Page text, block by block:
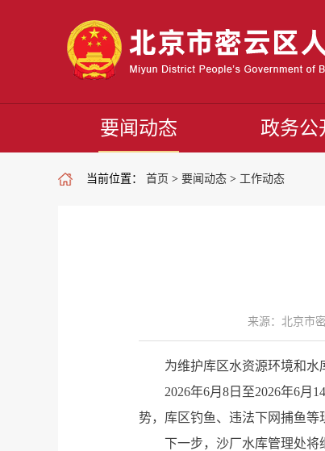
要闻动态 政务公
当前位置： 首页 > 要闻动态 > 工作动态
来源：北京市
为维护库区水资源环境和水
2026年6月8日至2026年6月
势，库区钓鱼、违法下网捕鱼等
下一步，沙厂水库管理处